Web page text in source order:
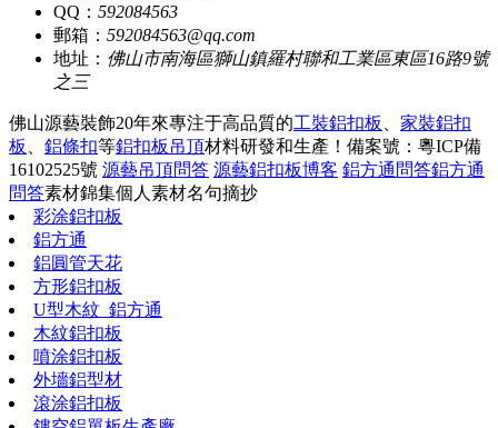
QQ： 592084563
郵箱： 592084563@qq.com
地址： 佛山市南海區獅山鎮羅村聯和工業區東區16路9號
之三
佛山源藝裝飾20年來專注于高品質的工裝鋁扣板
家裝鋁扣
板
鋁條扣等鋁扣板吊頂材料研發和生產！ 備案號：粵ICP備
16102525號 源藝吊頂問答 源藝鋁扣板博客 鋁方通問答鋁方通
問答素材錦集個人素材名句摘抄
彩涂鋁扣板
鋁方通
鋁圓管天花
方形鋁扣板
U型木紋_鋁方通
木紋鋁扣板
噴涂鋁扣板
外墻鋁型材
滾涂鋁扣板